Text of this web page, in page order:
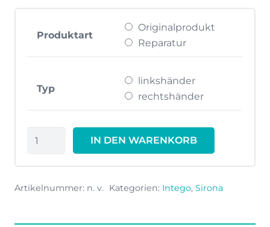
Produktart
Originalprodukt
Reparatur
Typ
linkshänder
rechtshänder
Sprayvitschlauch
IN DEN WARENKORB
Artikelnummer: n. v. Kategorien: Intego, Sirona